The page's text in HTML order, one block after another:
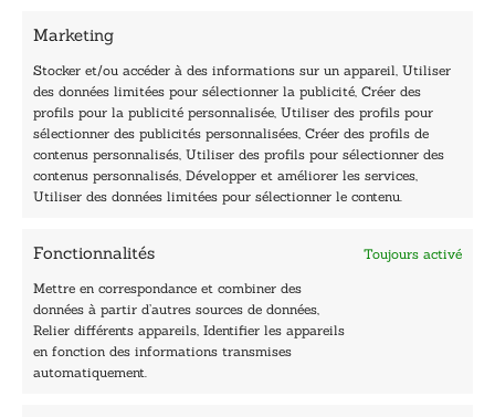
Marketing
Stocker et/ou accéder à des informations sur un appareil, Utiliser
des données limitées pour sélectionner la publicité, Créer des
profils pour la publicité personnalisée, Utiliser des profils pour
sélectionner des publicités personnalisées, Créer des profils de
contenus personnalisés, Utiliser des profils pour sélectionner des
contenus personnalisés, Développer et améliorer les services,
Utiliser des données limitées pour sélectionner le contenu.
Fonctionnalités Toujours activé
Mettre en correspondance et combiner des
données à partir d’autres sources de données,
Relier différents appareils, Identifier les appareils
en fonction des informations transmises
automatiquement.
Horaires du standard
De mardi à vendredi :
9h - 12h et 13h30 - 16h30
Lundi, samedi et dimanche : fermé
Navigation
Accueil
Les Plumes du Lys Bleu
Prix sciences humaines et sociales
Nos collections
Nos auteurs
Catalogue